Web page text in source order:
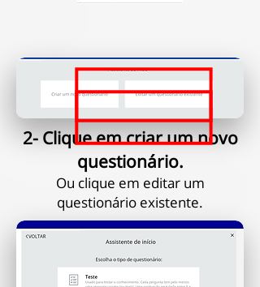
2- Clique em criar um novo
questionário.
Ou clique em editar um
questionário existente.